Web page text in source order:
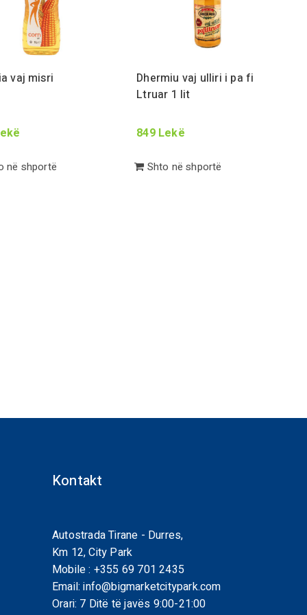
vaj misri
në shportë
Dhermiu vaj ulliri i pa fi
Ltruar 1 lit
849Lekë
Shto në shportë
Kontakt
Autostrada Tirane - Durres,
Km 12, City Park
Mobile : +355 69 701 2435
Email:info@bigmarketcitypark.com
Orari: 7 Ditë të javës 9:00-21:00